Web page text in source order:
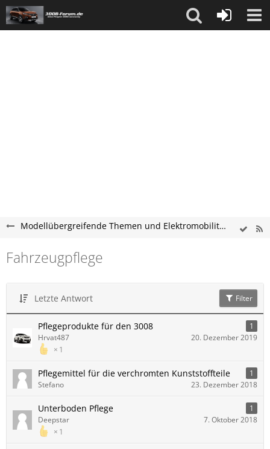
Modellübergreifende Themen und Elektromobilität
Fahrzeugpflege
Letzte Antwort Filter
Pflegeprodukte für den 3008 1
1
Hrvat487 20. Dezember 2019
Pflegemittel für die verchromten Kunststoffteile
1
Stefano
23. Dezember 2018
Unterboden Pflege 1
1
Deepstar 7. Oktober 2018